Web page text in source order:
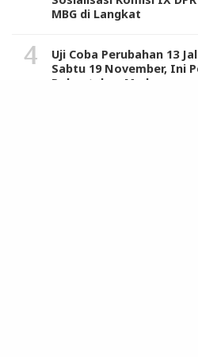
MBG di Langkat
Uji Coba Perubahan 13
Sabtu 19 November, Ini
Polrestabes Medan